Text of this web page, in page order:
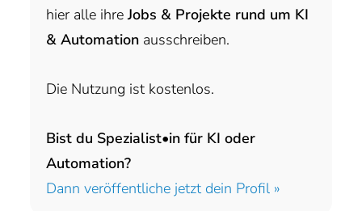
hier alle ihreJobs & Projekte rund um KI
& Automation ausschreiben.
Die Nutzung ist kostenlos.
Bist du Spezialist•in für KI oder
Automation?
Dann veröffentliche jetzt dein Profil »